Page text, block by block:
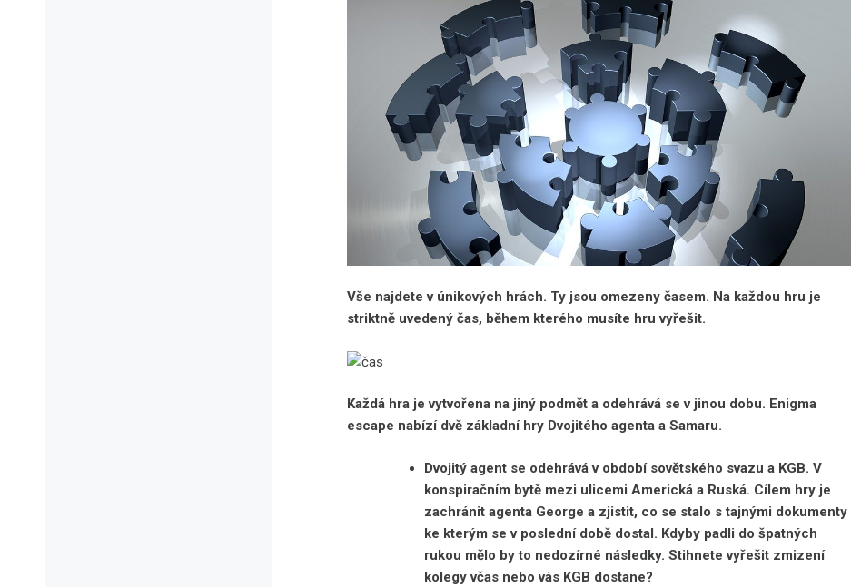
Vše najdete v únikových hrách. Ty jsou omezeny časem. Na každou hru je
striktně uvedený čas, během kterého musíte hru vyřešit.
Každá hra je vytvořena na jiný podmět a odehrává se v jinou dobu. Enigma
escape nabízí dvě základní hry Dvojitého agenta a Samaru.
Dvojitý agent se odehrává v období sovětského svazu a KGB. V
konspiračním bytě mezi ulicemi Americká a Ruská. Cílem hry je
zachránit agenta George a zjistit, co se stalo s tajnými dokumenty
ke kterým se v poslední době dostal. Kdyby padli do špatných
rukou mělo by to nedozírné následky. Stihnete vyřešit zmizení
kolegy včas nebo vás KGB dostane?